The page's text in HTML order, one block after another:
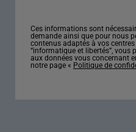
Ces informations sont
demande ainsi que pour nous
contenus adaptés à vos
“informatique et libertés”, vous
aux données vous concernant
notre page « Politique de